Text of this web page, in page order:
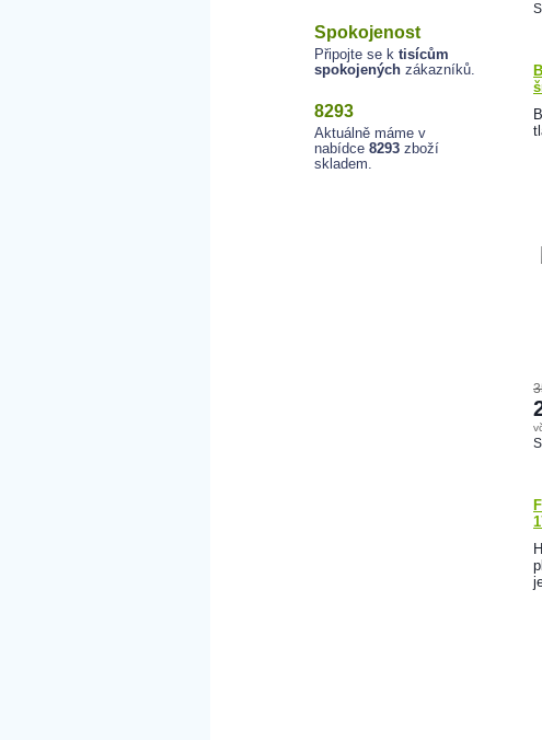
Spokojenost
Připojte se k tisícům
spokojených zákazníků.
8293
Aktuálně máme v
nabídce 8293 zboží
skladem.